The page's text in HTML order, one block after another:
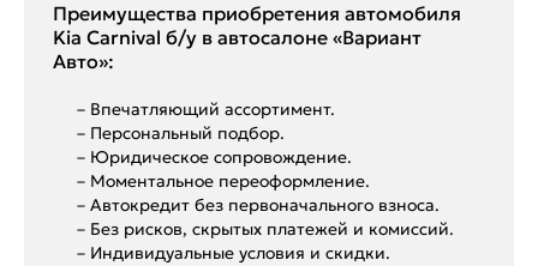
Преимущества приобретения автомобиля
Kia Carnival б/у в автосалоне «Вариант
Авто»:
– Впечатляющий ассортимент.
– Персональный подбор.
– Юридическое сопровождение.
– Моментальное переоформление.
– Автокредит без первоначального взноса.
– Без рисков, скрытых платежей и комиссий.
– Индивидуальные условия и скидки.